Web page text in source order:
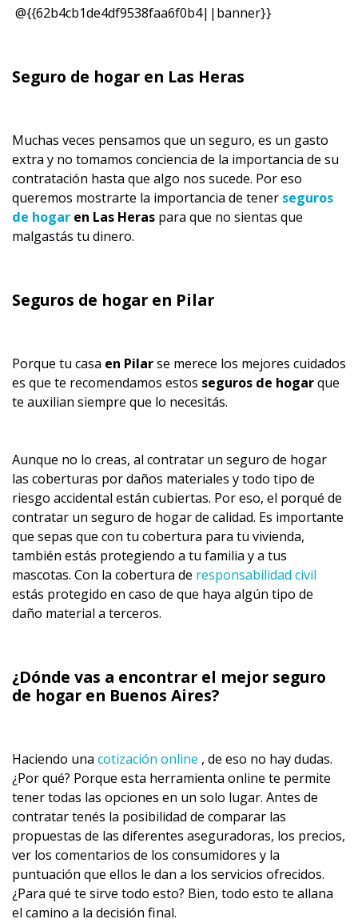
@{{62b4cb1de4df9538faa6f0b4||banner}}
Seguro de hogar en Las Heras
Muchas veces pensamos que un seguro, es un gasto
extra y no tomamos conciencia de la importancia de su
contratación hasta que algo nos sucede. Por eso
queremos mostrarte la importancia de tener seguros
de hogar en Las Heras para que no sientas que
malgastás tu dinero.
Seguros de hogar en Pilar
Porque tu casa en Pilarse merece los mejores cuidados
es que te recomendamos estos seguros de hogarque
te auxilian siempre que lo necesitás.
Aunque no lo creas, al contratar un seguro de hogar
las coberturas por daños materiales y todo tipo de
riesgo accidental están cubiertas. Por eso, el porqué de
contratar un seguro de hogar de calidad. Es importante
que sepas que con tu cobertura para tu vivienda,
también estás protegiendo a tu familia y a tus
mascotas. Con la cobertura de responsabilidad civil
estás protegido en caso de que haya algún tipo de
daño material a terceros.
¿Dónde vas a encontrar el mejor seguro
de hogar en Buenos Aires?
Haciendo una cotización online , de eso no hay dudas.
¿Por qué? Porque esta herramienta online te permite
tener todas las opciones en un solo lugar. Antes de
contratar tenés la posibilidad de comparar las
propuestas de las diferentes aseguradoras, los precios,
ver los comentarios de los consumidores y la
puntuación que ellos le dan a los servicios ofrecidos.
¿Para qué te sirve todo esto? Bien, todo esto te allana
el camino a la decisión final.